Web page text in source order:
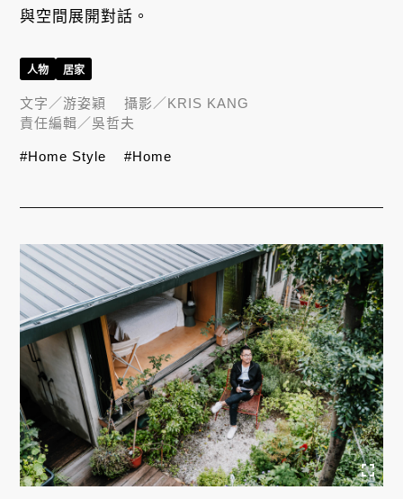
與空間展開對話。
人物 居家
文字／游姿穎 攝影／KRIS KANG
責任編輯／吳哲夫
#Home Style #Home